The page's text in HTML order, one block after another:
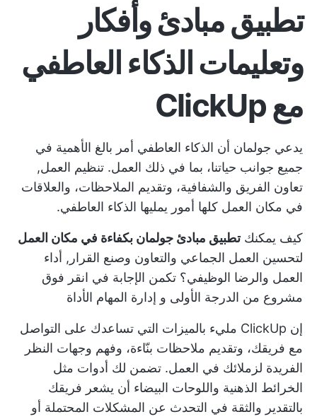
تطبيق مبادئ وأفكار
وتعليمات الذكاء العاطفي
مع ClickUp
يدعي جولمان أن الذكاء العاطفي أمر بالغ الأهمية في
جميع جوانب حياتنا، بما في ذلك العمل. تنظيم العمل,
تعاون الفريق والشفافية، وتقديم الملاحظات، والعلاقات
في مكان العمل كلها أمور يمليها الذكاء العاطفي.
كيف يمكنكتطبيق مبادئ جولمان بكفاءة في مكان العمل
لتحسين العمل الجماعي والتعاون وصنع القرار, أداء
العمل والرضا الوظيفي؟ تكمن الإجابة في انقر فوق
مشروع من الدرجة الأولى و إدارة المهام الأداة
إن ClickUp مليء بالميزات التي تساعدك على التواصل
مع فريقك، وتقديم ملاحظات بنّاءة، وفهم وجهات النظر
الفريدة لزملائك في العمل. تضمن لك أدوات مثل
الخرائط الذهنية واللوحات البيضاء أن يشعر فريقك
بالتقدير والثقة في التحدث عن المشكلات المحتملة أو